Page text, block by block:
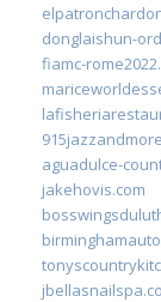
donglaishun-
fiamc-
aguadulce-
jakehovis.com